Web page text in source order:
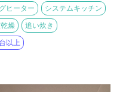
ヒーター システムキッチン
燥 追い炊き
以上